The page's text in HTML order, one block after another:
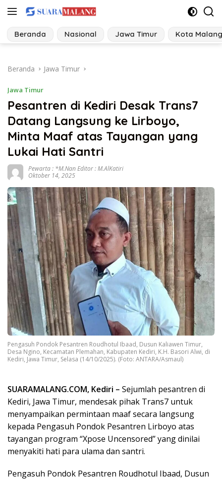
Langsung
konten
Beranda Nasional Jawa Timur Kota Malang
Beranda Jawa Timur
Jawa Timur
Pesantren di Kediri Desak Trans7
Datang Langsung ke Lirboyo,
Minta Maaf atas Tayangan yang
Lukai Hati Santri
Pewarta : *M.Nan Editor : M.AlKatiri
Oktober 14, 2025
Pengasuh Pondok Pesantren Roudhotul Ibaad, Dusun Kaliawen Timur,
Desa Ngino, Kecamatan Plemahan, Kabupaten Kediri, K.H. Basori Alwi, di
Kediri, Jawa Timur, Selasa (14/10/2025). (Foto: ANTARA/Asmaul)
SUARAMALANG.COM, Kediri – Sejumlah pesantren di
Kediri, Jawa Timur, mendesak pihak Trans7 untuk
menyampaikan permintaan maaf secara langsung
kepada Pengasuh Pondok Pesantren Lirboyo atas
tayangan program “Xpose Uncensored” yang dinilai
menyakiti hati para ulama dan santri.
Pengasuh Pondok Pesantren Roudhotul Ibaad, Dusun